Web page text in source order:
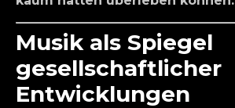
Musik als Spiegel
gesellschaftlicher
Entwicklungen